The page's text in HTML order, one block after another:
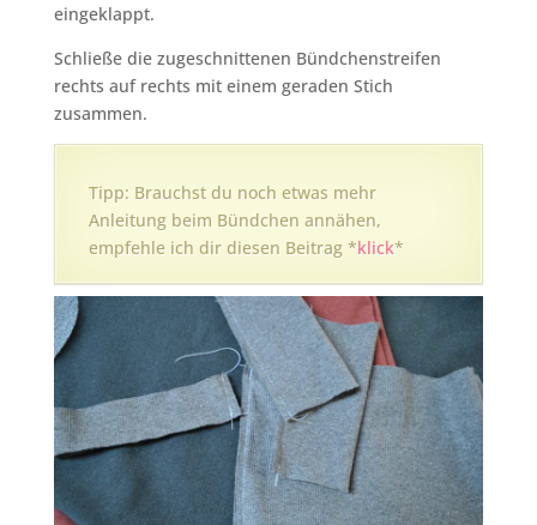
eingeklappt.
Schließe die zugeschnittenen Bündchenstreifen
rechts auf rechts mit einem geraden Stich
zusammen.
Tipp: Brauchst du noch etwas mehr
Anleitung beim Bündchen annähen,
empfehle ich dir diesen Beitrag *klick*